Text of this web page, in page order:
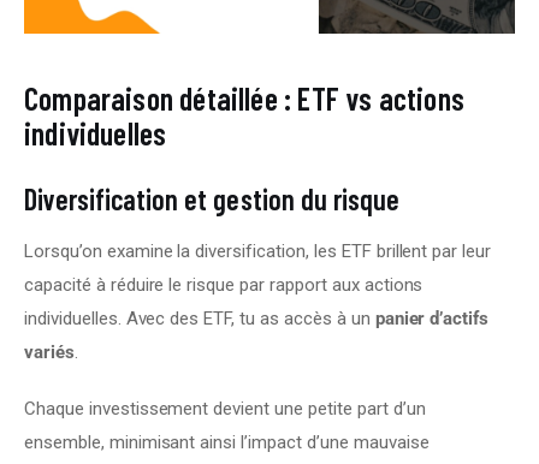
Comparaison détaillée : ETF vs actions
individuelles
Diversification et gestion du risque
Lorsqu’on examine la diversification, les ETF brillent par leur
capacité à réduire le risque par rapport aux actions
individuelles. Avec des ETF, tu as accès à un panier d’actifs
variés.
Chaque investissement devient une petite part d’un
ensemble, minimisant ainsi l’impact d’une mauvaise